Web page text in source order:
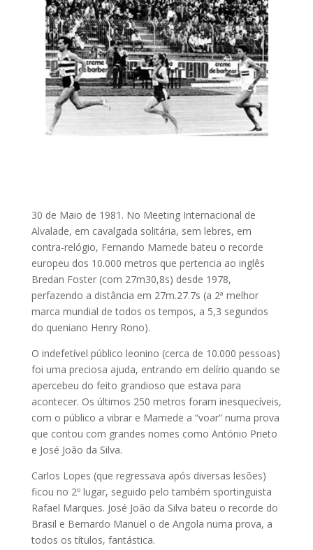
30 de Maio de 1981. No Meeting Internacional de
Alvalade, em cavalgada solitária, sem lebres, em
contra-relógio, Fernando Mamede bateu o recorde
europeu dos 10.000 metros que pertencia ao inglês
Bredan Foster (com 27m30,8s) desde 1978,
perfazendo a distância em 27m.27.7s (a 2ª melhor
marca mundial de todos os tempos, a 5,3 segundos
do queniano Henry Rono).
O indefetível público leonino (cerca de 10.000 pessoas)
foi uma preciosa ajuda, entrando em delírio quando se
apercebeu do feito grandioso que estava para
acontecer. Os últimos 250 metros foram inesquecíveis,
com o público a vibrar e Mamede a “voar” numa prova
que contou com grandes nomes como António Prieto
e José João da Silva.
Carlos Lopes (que regressava após diversas lesões)
ficou no 2º lugar, seguido pelo também sportinguista
Rafael Marques. José João da Silva bateu o recorde do
Brasil e Bernardo Manuel o de Angola numa prova, a
todos os títulos, fantástica.